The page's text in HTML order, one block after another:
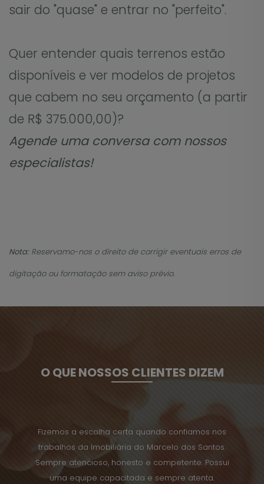
sair do "quase" e entrar no "perfeito".
Quer entender quais terrenos estão
disponíveis e ver modelos de projetos
que cabem no seu orçamento (a partir
de R$ 375.000,00)?
Agende uma conversa com nossos
especialistas!
Nota:Reservamo-nos o direito de corrigir eventuais erros de
digitação ou formatação sem aviso prévio.
O QUE NOSSOS CLIENTES DIZEM
Fizemos a escolha certa quando confiamos nos
trabalhos da Imobiliária do Marcelo dos Santos.
Sempre atencioso, honesto e competente. Possui
uma equipe capacitada e sempre atenta.